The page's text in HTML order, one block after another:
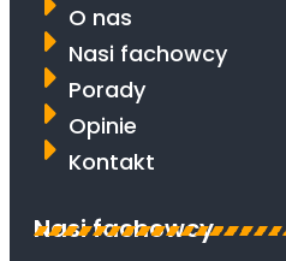
O nas
Nasi fachowcy
Porady
Opinie
Kontakt
Nasi fachowcy